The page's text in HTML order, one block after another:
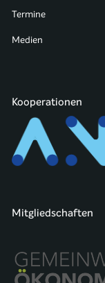
Termine
Medien
Kooperationen
Mitgliedschaften